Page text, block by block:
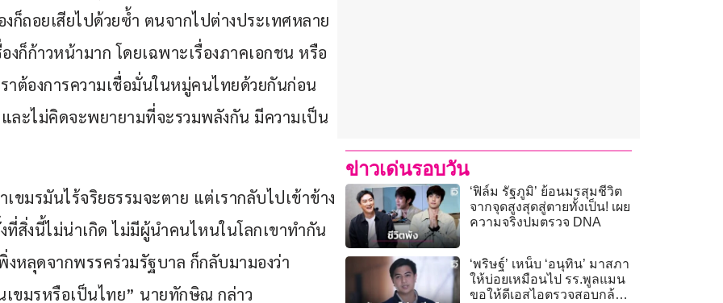
ก็ถอยเสียไปด้วยซ้ำ ตนจากไปต่างประเทศหลาย
ก็ก้าวหน้ามาก โดยเฉพาะเรื่องภาคเอกชน หรือ
าต้องการความเชื่อมั่นในหมู่คนไทยด้วยกันก่อน
ละไม่คิดจะพยายามที่จะรวมพลังกัน มีความเป็น
มรมันไร้จริยธรรมจะตาย แต่เรากลับไปเข้าข้าง
สิ่งนี้ไม่น่าเกิด ไม่มีผู้นำคนไหนในโลกเขาทำกัน
หลุดจากพรรคร่วมรัฐบาล ก็กลับมามองว่า
เขมรหรือเป็นไทย” นายทักษิณ กล่าว
ข่าวเด่นรอบวัน
‘ฟิล์ม รัฐภูมิ’ ย้อนมรสุมชีวิต
จากจุดสูงสุดสู่ตายทั้งเป็น! เผย
ความจริงปมตรวจ DNA
‘พริษฐ์’ เหน็บ ‘อนุทิน’ มาสภา
ให้บ่อยเหมือนไป รร.พูลแมน
ขอให้ดีเอสไอตรวจสอบกล้อง